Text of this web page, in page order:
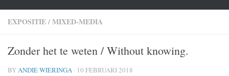
Oil paintings 2014
EXPOSITIE/MIXED-MEDIA
Zonder het te weten / Without knowing.
BYANDIE WIERINGA · 10 FEBRUARI 2018